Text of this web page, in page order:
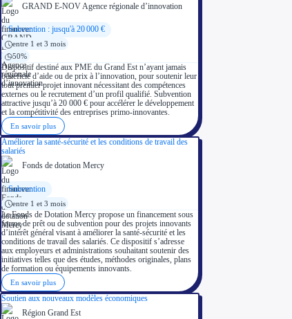
Prêt entreprise
Aides par organisme financeur
Aides Bpifrance
Aides ADEME
Tous les financeurs
Solutions MAPi
Simulateur d'éligibilité
Trouvez des idées de dépenses éligibles
Quelles aides pour votre secteur ?
Ouvrage
Aides Région Corse
Aides Région Grand-Est
Aides Région Hauts-de-France
Régions de I à P
Aides Région Île-de-France
Aides Région Normandie
Aides Région Occitanie
Aides Région PACA
Aides Région Pays de la Loire
GRAND E-NOV Agence régionale d’innovation
Subvention : jusqu'à 20 000 €
entre 1 et 3 mois
50%
Dispositif destiné aux PME du Grand Est n’ayant jamais
bénéficié d’aide ou de prix à l’innovation, pour soutenir leur
tout premier projet innovant nécessitant des compétences
externes ou le recrutement d’un profil qualifié. Subvention
attractive jusqu’à 20 000 € pour accélérer le développement
et la compétitivité des entreprises primo-innovantes.
En savoir plus
Améliorer la santé-sécurité et les conditions de travail des
salariés
Fonds de dotation Mercy
Subvention
entre 1 et 3 mois
Le Fonds de Dotation Mercy propose un financement sous
forme de prêt ou de subvention pour des projets innovants
d’intérêt général visant à améliorer la santé-sécurité et les
conditions de travail des salariés. Ce dispositif s’adresse
aux employeurs et administrations souhaitant soutenir des
initiatives telles que des études, méthodes originales, plans
de formation ou équipements innovants.
En savoir plus
Soutien aux nouveaux modèles économiques
Région Grand Est